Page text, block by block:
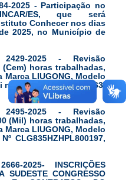
2025 - Participação no
ES, que será
Conhecer nos dias
2025, no Município de
2429-2025 - Revisão
horas trabalhadas,
LIUGONG, Modelo
CLG4160DPRL012863,
2495-2025 - Revisão
(Mil) horas trabalhadas,
Marca LIUGONG, Modelo
CLG835HZHPL800197,
2025- INSCRIÇÕES
SUDESTE CONGRESSO